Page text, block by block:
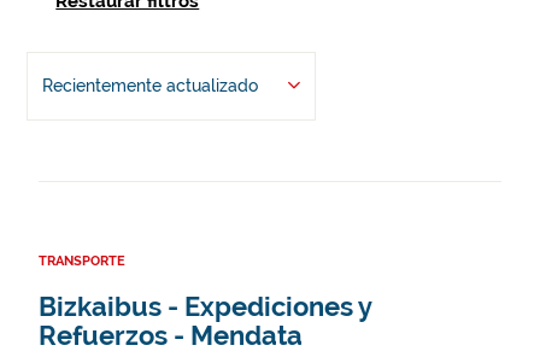
Recientemente actualizado
TRANSPORTE
Bizkaibus - Expediciones y
Refuerzos - Mendata